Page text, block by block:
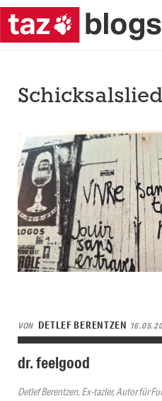
VON DETLEF BERENTZEN
dr. feelgood
Detlef Berentzen, Ex-tazler, Autor für